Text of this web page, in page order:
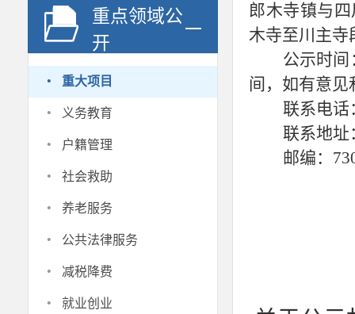
重点领域公
开
· 重大项目
· 义务教育
· 户籍管理
· 社会救助
· 养老服务
· 公共法律服务
· 减税降费
· 就业创业
郎木寺镇与
木寺至川主寺
公示时间
间，如有意
联系电话
联系地址
邮编：